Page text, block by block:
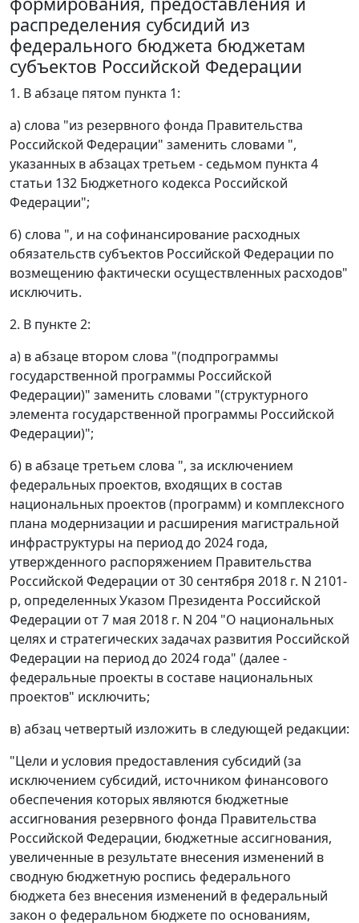
распределения субсидий из
федерального бюджета бюджетам
субъектов Российской Федерации
1. В абзаце пятом пункта 1:
а) слова "из резервного фонда Правительства
Российской Федерации" заменить словами ",
указанных в абзацах третьем - седьмом пункта 4
статьи 132 Бюджетного кодекса Российской
Федерации";
б) слова ", и на софинансирование расходных
обязательств субъектов Российской Федерации по
возмещению фактически осуществленных расходов"
исключить.
2. В пункте 2:
а) в абзаце втором слова "(подпрограммы
государственной программы Российской
Федерации)" заменить словами "(структурного
элемента государственной программы Российской
Федерации)";
б) в абзаце третьем слова ", за исключением
федеральных проектов, входящих в состав
национальных проектов (программ) и комплексного
плана модернизации и расширения магистральной
инфраструктуры на период до 2024 года,
утвержденного распоряжением Правительства
Российской Федерации от 30 сентября 2018 г. N 2101-
р, определенных Указом Президента Российской
Федерации от 7 мая 2018 г. N 204 "О национальных
целях и стратегических задачах развития Российской
Федерации на период до 2024 года" (далее -
федеральные проекты в составе национальных
проектов" исключить;
в) абзац четвертый изложить в следующей редакции:
"Цели и условия предоставления субсидий (за
исключением субсидий, источником финансового
обеспечения которых являются бюджетные
ассигнования резервного фонда Правительства
Российской Федерации, бюджетные ассигнования,
увеличенные в результате внесения изменений в
сводную бюджетную роспись федерального
бюджета без внесения изменений в федеральный
закон о федеральном бюджете по основаниям,